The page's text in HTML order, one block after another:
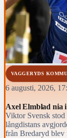
VAGGERYDS
6 augusti, 2026,
Axel Elmblad nia
Viktor Svensk
långdistans
från Bredaryd blev